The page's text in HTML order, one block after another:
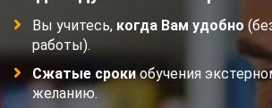
Вы учитесь, когда Вам удобно
работы).
Сжатые срокиобучения
желанию.